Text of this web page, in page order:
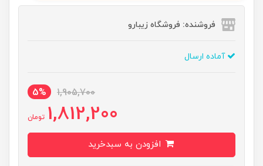
فروشنده: فروشگاه زیبارو
آماده ارسال
1,905,700
5%
1,812,200 تومان